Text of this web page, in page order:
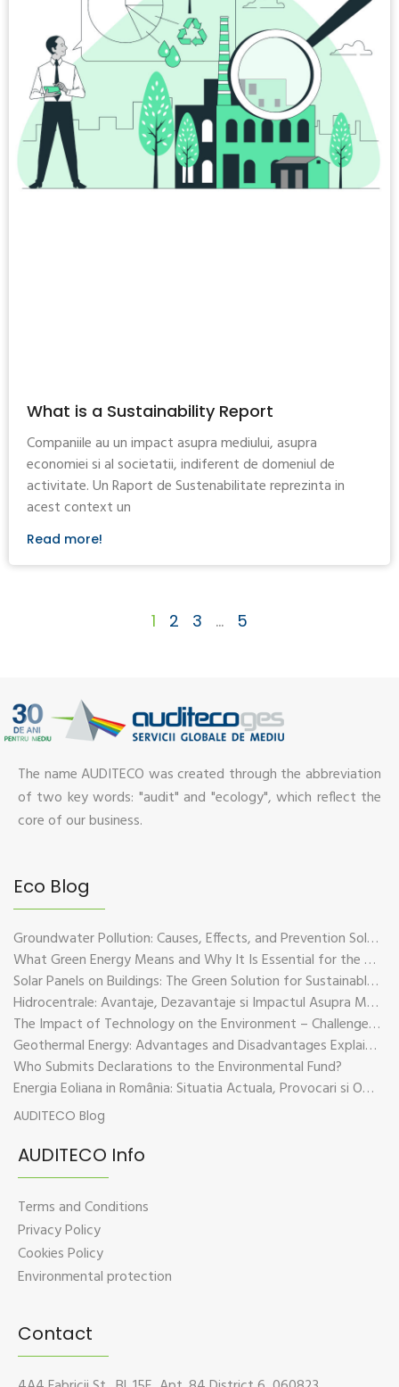
What is a Sustainability Report
Companiile au un impact asupra mediului, asupra
economiei si al societatii, indiferent de domeniul de
activitate. Un Raport de Sustenabilitate reprezinta in
acest context un
Read more!
1 2 3 … 5
The name AUDITECO was created through the abbreviation
of two key words: "audit" and "ecology", which reflect the
core of our business.
Eco Blog
Groundwater Pollution: Causes, Effects, and Prevention Solutions
What Green Energy Means and Why It Is Essential for the Future of the Planet
Solar Panels on Buildings: The Green Solution for Sustainable Energy
Hidrocentrale: Avantaje, Dezavantaje si Impactul Asupra Mediului
The Impact of Technology on the Environment – Challenges and Sustainable Solutions
Geothermal Energy: Advantages and Disadvantages Explained in Plain Language
Who Submits Declarations to the Environmental Fund?
Energia Eoliana in România: Situatia Actuala, Provocari si Oportunitati
AUDITECO Blog
AUDITECO Info
Terms and Conditions
Privacy Policy
Cookies Policy
Environmental protection
Contact